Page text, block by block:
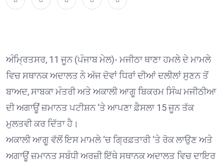
ਅੰਮ੍ਰਿਤਸਰ, 11 ਜੂਨ (ਪੰਜਾਬ ਮੇਲ)- ਮਜੀਠਾ ਥਾਣਾ ਹਮਲੇ ਦੇ ਮਾਮਲੇ
ਵਿਚ ਸਥਾਨਕ ਅਦਾਲਤ ਨੇ ਅੱਜ ਦੋਵਾਂ ਧਿਰਾਂ ਦੀਆਂ ਦਲੀਲਾਂ ਸੁਣਨ ਤੋਂ
ਬਾਅਦ, ਸਾਬਕਾ ਮੰਤਰੀ ਅਤੇ ਅਕਾਲੀ ਆਗੂ ਬਿਕਰਮ ਸਿੰਘ ਮਜੀਠੀਆ
ਦੀ ਅਗਾਊਂ ਜ਼ਮਾਨਤ ਪਟੀਸ਼ਨ ‘ਤੇ ਆਪਣਾ ਫ਼ੈਸਲਾ 15 ਜੂਨ ਤੱਕ
ਮੁਲਤਵੀ ਕਰ ਦਿੱਤਾ ਹੈ।
ਅਕਾਲੀ ਆਗੂ ਵੱਲੋਂ ਇਸ ਮਾਮਲੇ ‘ਚ ਗ੍ਰਿਫ਼ਤਾਰੀ ‘ਤੇ ਰੋਕ ਲਾਉਣ ਅਤੇ
ਅਗਾਊਂ ਜ਼ਮਾਨਤ ਸਬੰਧੀ ਅਰਜ਼ੀ ਇੱਥੇ ਸਥਾਨਕ ਅਦਾਲਤ ਵਿਚ ਦਾਇਰ